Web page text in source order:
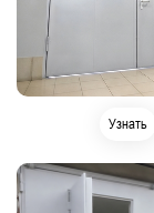
Узнать